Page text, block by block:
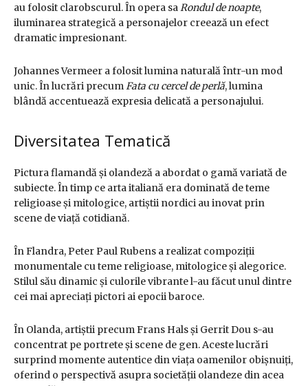
au folosit clarobscurul. În opera sa Rondul de noapte,
iluminarea strategică a personajelor creează un efect
dramatic impresionant.
Johannes Vermeer a folosit lumina naturală într-un mod
unic. În lucrări precum Fata cu cercel de perlă, lumina
blândă accentuează expresia delicată a personajului.
Diversitatea Tematică
Pictura flamandă și olandeză a abordat o gamă variată de
subiecte. În timp ce arta italiană era dominată de teme
religioase și mitologice, artiștii nordici au inovat prin
scene de viață cotidiană.
În Flandra, Peter Paul Rubens a realizat compoziții
monumentale cu teme religioase, mitologice și alegorice.
Stilul său dinamic și culorile vibrante l-au făcut unul dintre
cei mai apreciați pictori ai epocii baroce.
În Olanda, artiștii precum Frans Hals și Gerrit Dou s-au
concentrat pe portrete și scene de gen. Aceste lucrări
surprind momente autentice din viața oamenilor obișnuiți,
oferind o perspectivă asupra societății olandeze din acea